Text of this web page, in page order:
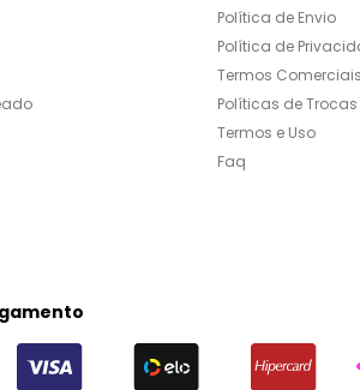
Política de Envio
Política de
Termos
Políticas de
Termos e Uso
Faq